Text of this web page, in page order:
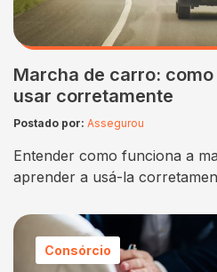
Marcha de carro:
usar corretamente
Postado por: Assegurou
Entender como funciona a
aprender a usá-la
dirigir. Seja você um
experiente, é sempre bom
melhorar suas habilidades
Consórcio